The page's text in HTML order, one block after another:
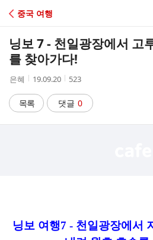
C
A
중국 여행
닝보 7 - 천일광장에서 고
를 찾아가다!
작
자
은혜
작
시
간
19.09.20
조
수
523
목록 댓글 0
닝보 여행7 - 천일광장에서